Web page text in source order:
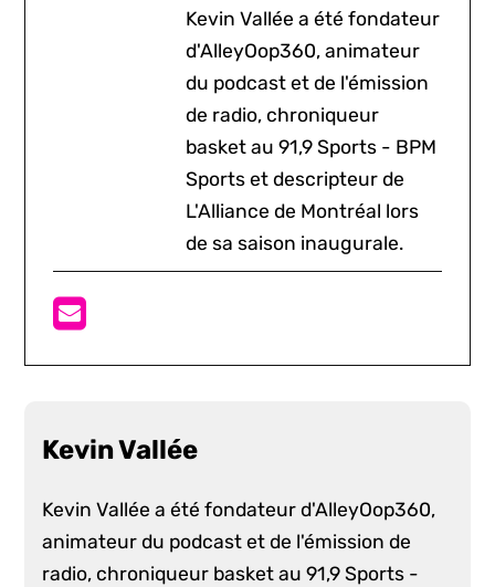
Kevin Vallée a été fondateur
d'AlleyOop360, animateur
du podcast et de l'émission
de radio, chroniqueur
basket au 91,9 Sports - BPM
Sports et descripteur de
L'Alliance de Montréal lors
de sa saison inaugurale.
Kevin Vallée
Kevin Vallée a été fondateur d'AlleyOop360,
animateur du podcast et de l'émission de
radio, chroniqueur basket au 91,9 Sports -